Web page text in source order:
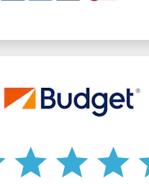
star star star